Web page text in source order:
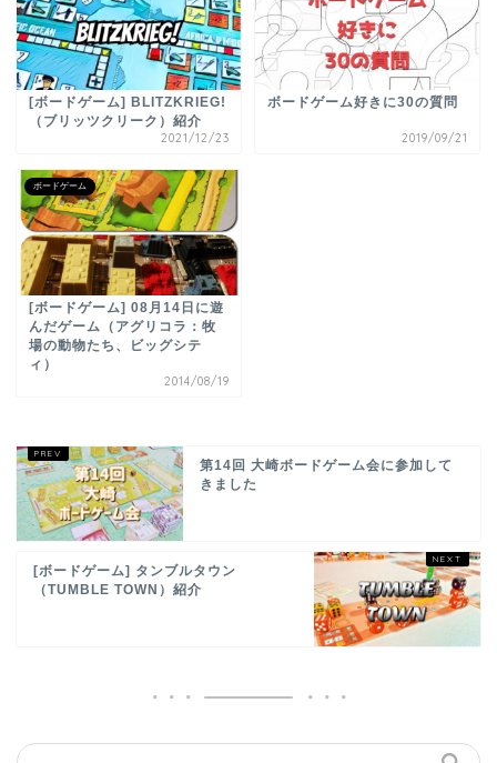
[ボードゲーム] BLITZKRIEG!
（ブリッツクリーク）紹介
2021/12/23
ボードゲーム好きに30の質問
2019/09/21
ボードゲーム
[ボードゲーム] 08月14日に遊
んだゲーム（アグリコラ：牧
場の動物たち、ビッグシテ
ィ）
2014/08/19
第14回 大崎ボードゲーム会に参加して
きました
[ボードゲーム] タンブルタウン
（TUMBLE TOWN）紹介